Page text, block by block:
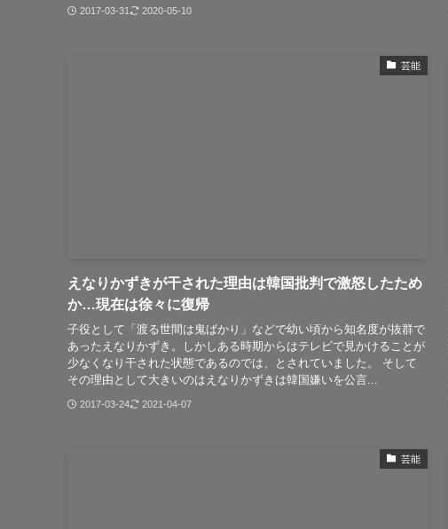
2017-03-31 2020-05-10
芸能
えなりかずきが干された理由は韓国批判で激怒したため
か…現在は徐々に復帰
子役として「渡る世間は鬼ばかり」などで幼い頃から知名度が抜群で
あったえなりかずき。しかしある時期からはテレビで見かけることが
少なくなり干された状態であるのでは、とされていました。 そして
その理由として大きいのはえなりかずきは韓国嫌いを公言...
2017-03-24 2021-04-07
芸能